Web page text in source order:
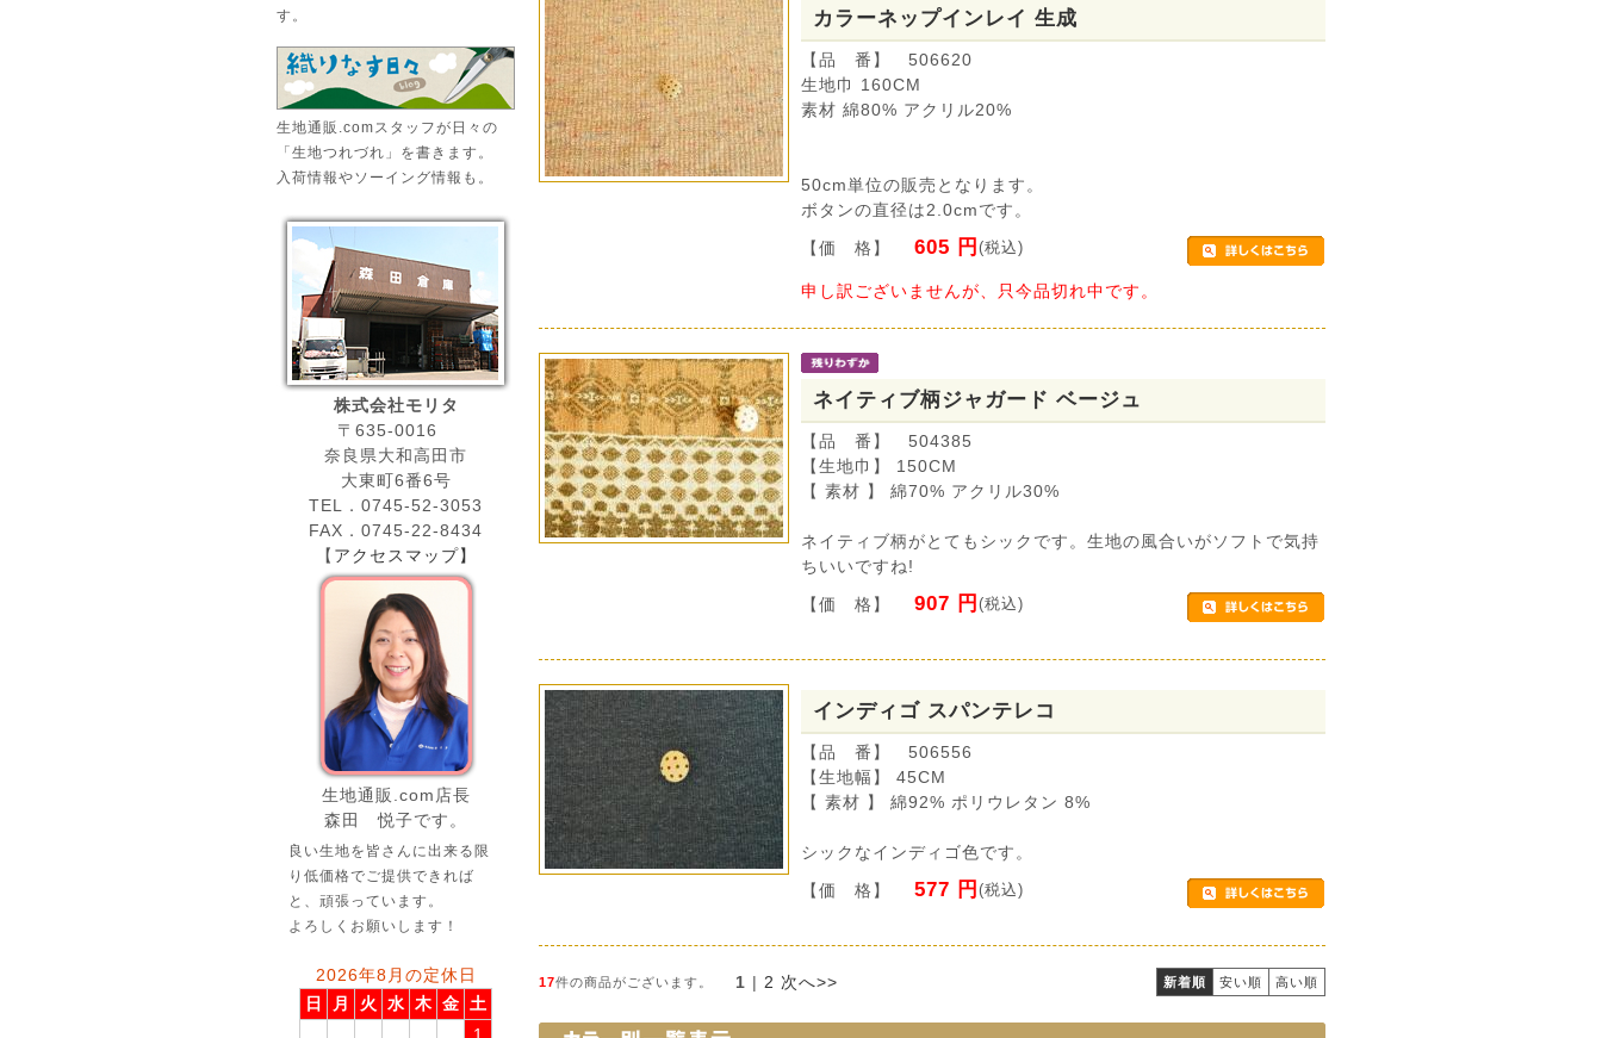
す。
生地通販.comスタッフが日々の
「生地つれづれ」を書きます。
入荷情報やソーイング情報も。
株式会社モリタ
〒635-0016
奈良県大和高田市
大東町6番6号
TEL．0745-52-3053
FAX．0745-22-8434
【 アクセスマップ】
生地通販.com店長
森田 悦子です。
良い生地を皆さんに出来る限
り低価格でご提供できれば
と、頑張っています。
よろしくお願いします！
2026年8月の定休日
日
月 火 水 木 金 土
カラーネップインレイ 生成
【品 番】 506620
生地巾 160CM
素材 綿80% アクリル20%
50cm単位の販売となります。
ボタンの直径は2.0cmです。
【価 格】 605 円(税込)
申し訳ございませんが、只今品切れ中です。
ネイティブ柄ジャガード ベージュ
【品 番】 504385
【生地巾】 150CM
【 素材 】 綿70% アクリル30%
ネイティブ柄がとてもシックです。生地の風合いがソフトで気持
ちいいですね!
【価 格】 907 円(税込)
インディゴ スパンテレコ
【品 番】 506556
【生地幅】 45CM
【 素材 】 綿92% ポリウレタン 8%
シックなインディゴ色です。
【価 格】 577 円(税込)
17件の商品がございます。 1 | 2 次へ>> 新着順 安い順 高い順